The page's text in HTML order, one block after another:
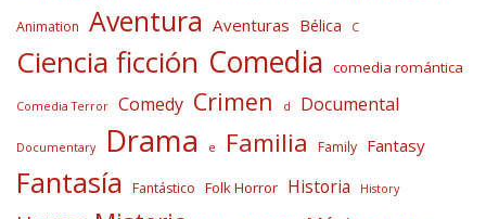
Animation Aventura Aventuras Bélica C
Ciencia ficción Comedia comedia romántica
Comedia Terror Comedy Crimen d Documental
Documentary Drama e Familia Family Fantasy
Fantasía Fantástico Folk Horror Historia History